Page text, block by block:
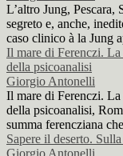
L’altro Jung,
segreto e, anche,
caso clinico à la Jung
Il mare di Ferenczi.
della psicoanalisi
Giorgio Antonelli
Il mare di Ferenczi.
della psicoanalisi,
summa ferencziana
Sapere il deserto.
Giorgio Antonelli